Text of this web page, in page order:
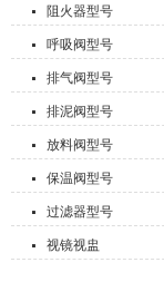
阻火器型号
呼吸阀型号
排气阀型号
排泥阀型号
放料阀型号
保温阀型号
过滤器型号
视镜视盅